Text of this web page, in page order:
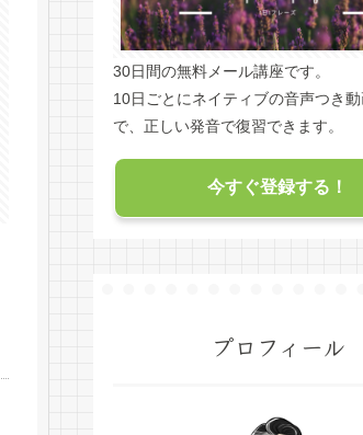
30日間の無料メール講座です。
10日ごとにネイティブの音声つき
で、正しい発音で復習できます。
今すぐ登録する！
プロフィール